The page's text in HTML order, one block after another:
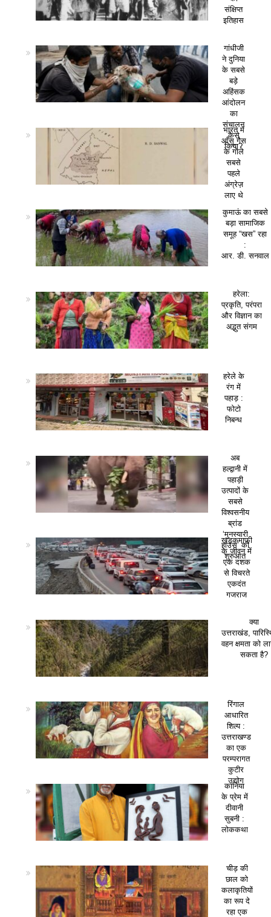
संक्षिप्त
इतिहास
गांधीजी
ने दुनिया
के सबसे
बड़े
अहिंसक
आंदोलन
का
संचालन
कैसे
किया?
भारत में
आँसू गैस
के गोले
सबसे
पहले
अंग्रेज़
लाए थे
कुमाऊं का सबसे
बड़ा सामाजिक
समूह “खस” रहा
:
आर. डी. सनवाल
हरेला:
प्रकृति, परंपरा
और विज्ञान का
अद्भुत संगम
हरेले के
रंग में
पहाड़ :
फोटो
निबन्ध
अब
हल्द्वानी में
पहाड़ी
उत्पादों के
सबसे
विश्वसनीय
ब्रांड
‘मुनस्यारी
हाउस’ की
शुरुआत
खड़कमाफी
के जीवन में
एक दशक
से विचरते
एकदंत
गजराज
क्या
उत्तराखंड,
वहन क्षमता को
सकता है?
रिंगाल
आधारित
शिल्प :
उत्तराखण्ड
का एक
परम्परागत
कुटीर
उद्योग
कानिया
के प्रेम में
दीवानी
सुबनी :
लोककथा
चीड़ की
छाल को
कलाकृतियों
का रूप दे
रहा एक